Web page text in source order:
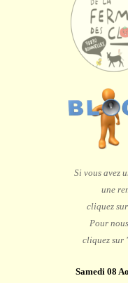
Samedi 08
Si vous avez
une
cliquez
Pour
cliquez sur